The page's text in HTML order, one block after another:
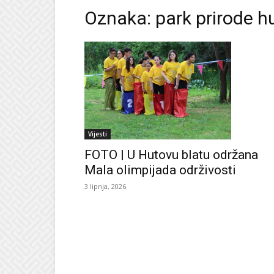
Oznaka: park prirode
Vijesti
FOTO | U Hutovu blatu održana
Mala olimpijada održivosti
3 lipnja, 2026